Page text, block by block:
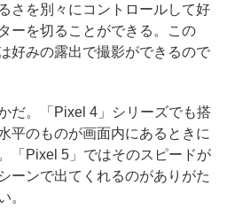
さを別々にコントロールして好
ーを切ることができる。この
好みの露出で撮影ができるので
だ。「Pixel 4」シリーズでも搭
平のものが画面内にあるときに
「Pixel 5」ではそのスピードが
ーンで出てくれるのがありがた
。